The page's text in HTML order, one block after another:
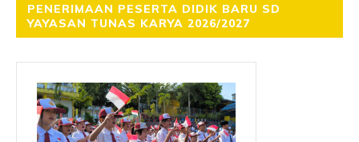
PENERIMAAN PESERTA DIDIK BARU SD
YAYASAN TUNAS KARYA 2026/2027